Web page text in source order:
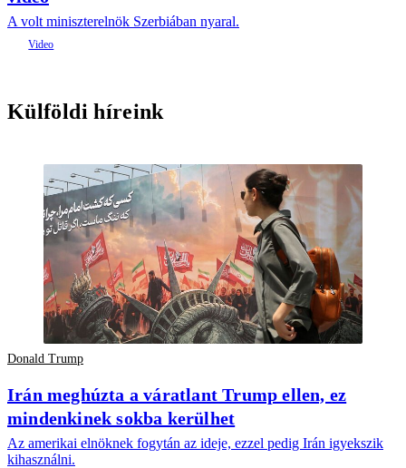
A volt miniszterelnök Szerbiában nyaral.
Külföldi híreink
Donald Trump
Irán meghúzta a váratlant Trump ellen, ez
mindenkinek sokba kerülhet
Az amerikai elnöknek fogytán az ideje, ezzel pedig Irán igyekszik
kihasználni.